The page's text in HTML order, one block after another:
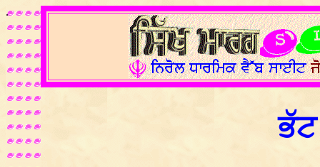
.
ਭੱਟ